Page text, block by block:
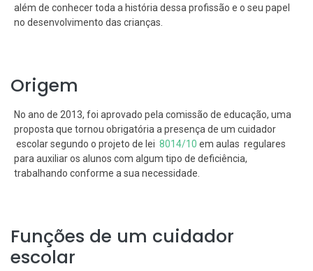
além de conhecer toda a história dessa profissão e o seu papel
no desenvolvimento das crianças.
Origem
No ano de 2013, foi aprovado pela comissão de educação, uma
proposta que tornou obrigatória a presença de um cuidador
escolar segundo o projeto de lei 8014/10 em aulas regulares
para auxiliar os alunos com algum tipo de deficiência,
trabalhando conforme a sua necessidade.
Funções de um cuidador
escolar